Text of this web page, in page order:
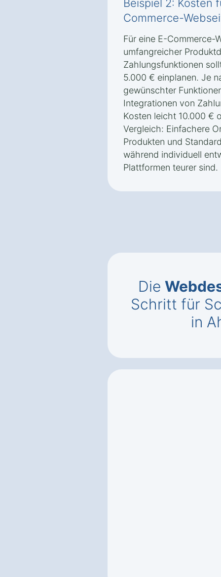
Beispiel 2: Kosten
Commerce-
Für eine E-Commerce-
umfangreicher
Zahlungsfunktionen
5.000 € einplanen. Je
gewünschter
Integrationen von
Kosten leicht 10.000 €
Vergleich: Einfachere
Produkten und
während individuell
Plattformen teurer sind.
Die
Schritt für
in